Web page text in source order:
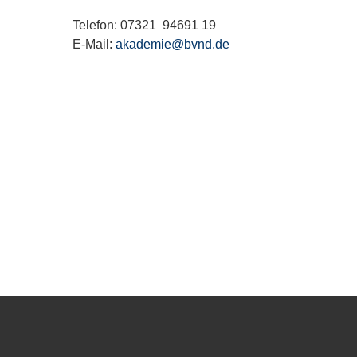
Telefon: 07321 94691 19
E-Mail: akademie@bvnd.de